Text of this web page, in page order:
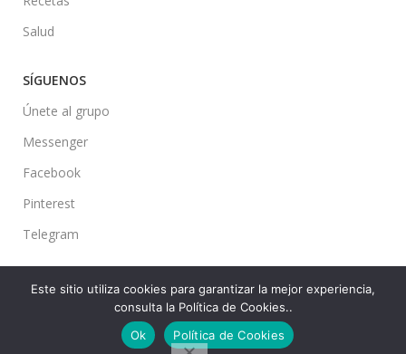
Salud
SÍGUENOS
Únete al grupo
Messenger
Facebook
Pinterest
Telegram
Ideas en tu Hogar 2022 Created ByCMS. Premium Blog Solutions.
Este sitio utiliza cookies para garantizar la mejor experiencia,
consulta la Política de Cookies..
Ok
Política de Cookies